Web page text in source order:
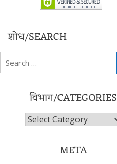
शोध/SEARCH
Search
for:
विभाग/CATEGORIES
विभाग/Categories
META